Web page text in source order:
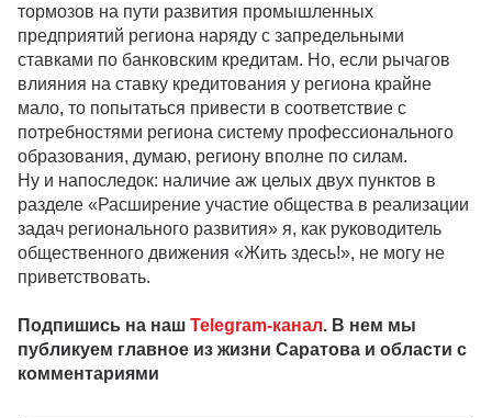
тормозов на пути развития промышленных
предприятий региона наряду с запредельными
ставками по банковским кредитам. Но, если рычагов
влияния на ставку кредитования у региона крайне
мало, то попытаться привести в соответствие с
потребностями региона систему профессионального
образования, думаю, региону вполне по силам.
Ну и напоследок: наличие аж целых двух пунктов в
разделе «Расширение участие общества в реализации
задач регионального развития» я, как руководитель
общественного движения «Жить здесь!», не могу не
приветствовать.
Подпишись на наш Telegram-канал. В нем мы
публикуем главное из жизни Саратова и области с
комментариями